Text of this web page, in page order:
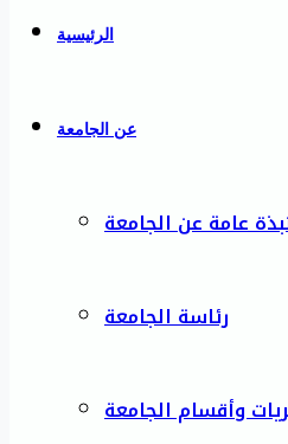
الرئيسية
عن الجامعة
عامة عن الجامعة
رئاسة الجامعة
وأقسام الجامعة